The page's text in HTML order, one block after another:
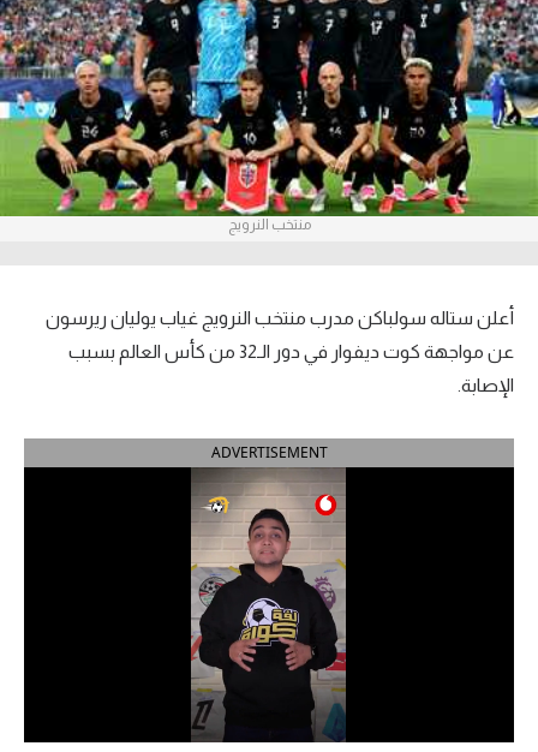
آراء حرة
ركن الألعاب
بطولات
أمريكا 2026
الدوري الإنجليزي الممتاز
الدوري الإسباني
الدوري السعودي للمحترفين
دوري أبطال إفريقيا
منتخب النرويج
أعلن ستاله سولباكن مدرب منتخب النرويج غياب يوليان ريرسون
عن مواجهة كوت ديفوار في دور الـ32 من كأس العالم بسبب
الإصابة.
ADVERTISEMENT